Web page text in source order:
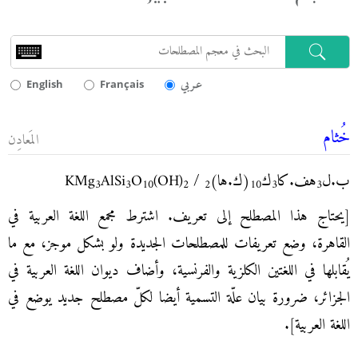
English Français عـربي
خُثام المَعادِن
ب.ل3هف.كا3ك10(ك.ها)2
/ KMg
3AlSi3O10(OH)2
[يحتاج هذا المصطلح إلى تعريف. اشترط مجمع اللغة العربية في
القاهرة، وضع تعريفات للمصطلحات الجديدة ولو بشكل موجز، مع ما
يُقابلها في اللغتين الكلزية والفرنسية، وأضاف ديوان اللغة العربية في
الجزائر، ضرورة بيان علّة التسمية أيضا لكلّ مصطلح جديد يوضع في
اللغة العربية].